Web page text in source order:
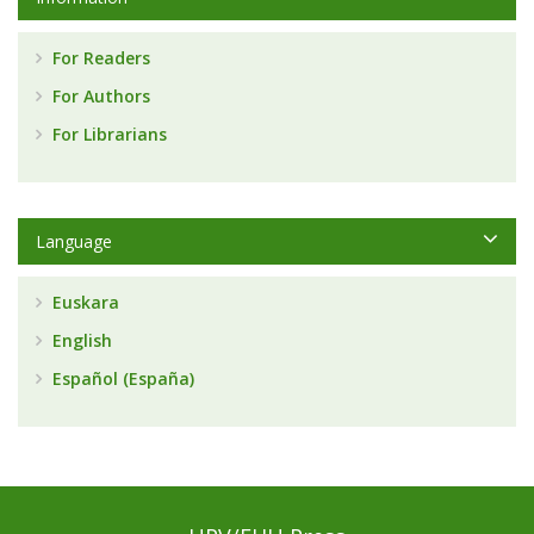
For Readers
For Authors
For Librarians
Language
Euskara
English
Español (España)